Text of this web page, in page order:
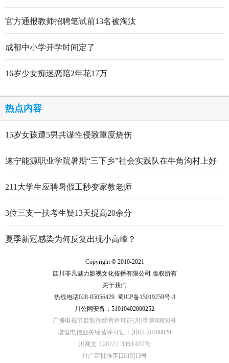
官方通报教师招聘笔试前13名被淘汰
成都中小学开学时间定了
16岁少女痴迷恋陪2年花17万
热点内容
15岁女孩遭5男共谋性侵致重度烧伤
遂宁能源职业学院暑期“三下乡”社会实践队在牛角沟村上好
211大学生应聘暑假工秒变家教老师
3位三支一扶考生疑13天提高20余分
夏季新冠感染为何反复出现小高峰？
Copyright © 2010-2021
四川非凡魅力影视文化传播有限公司 版权所有
关于我们
热线电话028-85056429 蜀ICP备15019259号-3
川公网安备：51010402000252
广播电视节目制作经营许可证(川)字第00850号
增值电信业务经营许可证：川B2-20200029
川网文〔2022〕3363-037号
川广审批准字[2019]13号